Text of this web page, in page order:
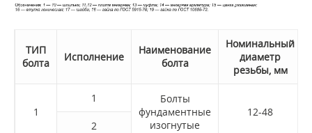
ТИП
болта
Исполнение
Наименование
болта
Номинальный
диаметр
резьбы, мм
1
1
Болты
фундаментные
изогнутые
12-48
2